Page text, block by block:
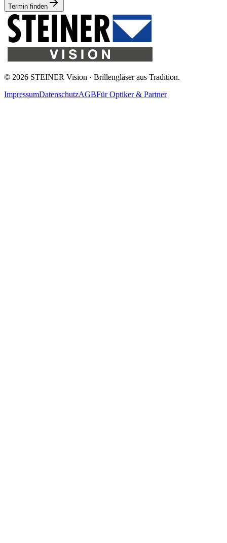
Termin finden
© 2026 STEINER Vision · Brillengläser aus Tradition.
ImpressumDatenschutzAGBFür Optiker & Partner